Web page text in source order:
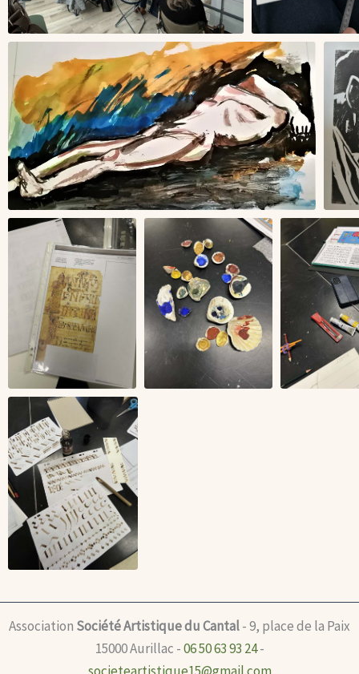
Association Société Artistique du Cantal- 9, place de la Paix
15000 Aurillac -06 50 63 93 24-